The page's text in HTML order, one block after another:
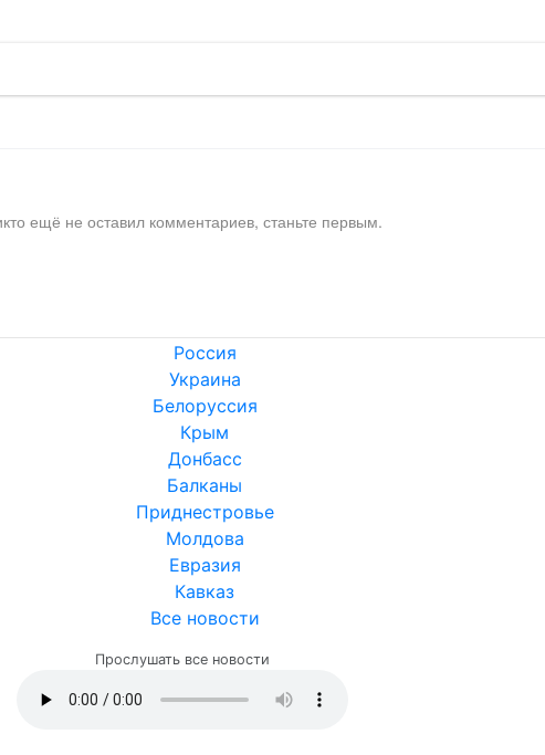
ещё не оставил комментариев, станьте первым.
Россия
Украина
Белоруссия
Крым
Донбасс
Балканы
Приднестровье
Молдова
Евразия
Кавказ
Все новости
Прослушать все новости